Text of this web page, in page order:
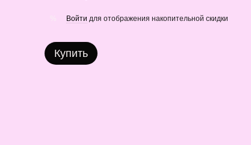
Войти для отображения накопительной скидки
Купить